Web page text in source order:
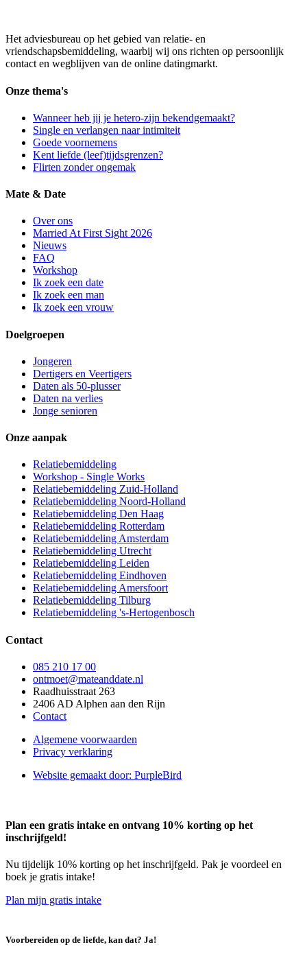
Het adviesbureau op het gebied van relatie- en
vriendschapsbemiddeling, waarbij wij ons richten op persoonlijk
contact en wegblijven van de online datingmarkt.
Onze thema's
Wanneer heb jij je hetero-zijn bekendgemaakt?
Single en verlangen naar intimiteit
Goede voornemens
Kent liefde (leef)tijdsgrenzen?
Flirten zonder ongemak
Mate & Date
Over ons
Married At First Sight 2026
Nieuws
FAQ
Workshop
Ik zoek een date
Ik zoek een man
Ik zoek een vrouw
Doelgroepen
Jongeren
Dertigers en Veertigers
Daten als 50-plusser
Daten na verlies
Jonge senioren
Onze aanpak
Relatiebemiddeling
Workshop - Single Works
Relatiebemiddeling Zuid-Holland
Relatiebemiddeling Noord-Holland
Relatiebemiddeling Den Haag
Relatiebemiddeling Rotterdam
Relatiebemiddeling Amsterdam
Relatiebemiddeling Utrecht
Relatiebemiddeling Leiden
Relatiebemiddeling Eindhoven
Relatiebemiddeling Amersfoort
Relatiebemiddeling Tilburg
Relatiebemiddeling 's-Hertogenbosch
Contact
085 210 17 00
ontmoet@mateanddate.nl
Raadhuisstraat 263
2406 AD Alphen aan den Rijn
Contact
Algemene voorwaarden
Privacy verklaring
Website gemaakt door: PurpleBird
Plan een gratis intake en ontvang 10% korting op het
inschrijfgeld!
Nu tijdelijk 10% korting op het inschrijfgeld. Pak je voordeel en
boek je gratis intake!
Plan mijn gratis intake
Voorbereiden op de liefde, kan dat? Ja!